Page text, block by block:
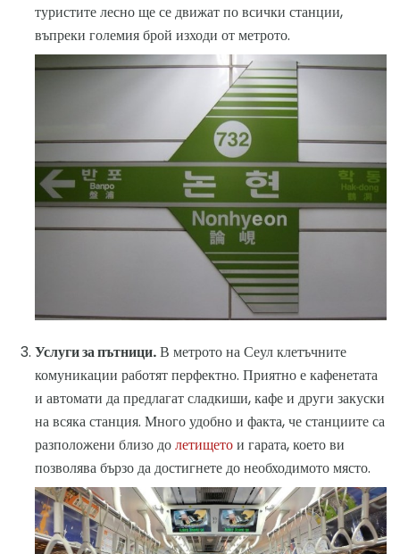
туристите лесно ще се движат по всички станции,
въпреки големия брой изходи от метрото.
Услуги за пътници.В метрото на Сеул клетъчните
комуникации работят перфектно. Приятно е кафенетата
и автомати да предлагат сладкиши, кафе и други закуски
на всяка станция. Много удобно и факта, че станциите са
разположени близо долетищетои гарата, което ви
позволява бързо да достигнете до необходимото място.